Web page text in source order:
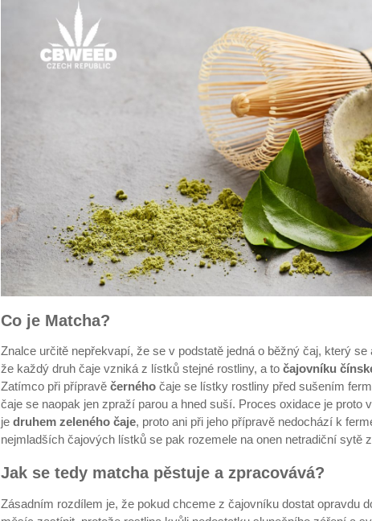
Co je Matcha?
Znalce určitě nepřekvapí, že se v podstatě jedná o běžný čaj, který
že každý druh čaje vzniká z lístků stejné rostliny, a to čajovníku
Zatímco při přípravě černého čaje se lístky rostliny před sušením
čaje se naopak jen zpraží parou a hned suší. Proces oxidace je proto
je druhem zeleného čaje, proto ani při jeho přípravě nedochází k
nejmladších čajových lístků se pak rozemele na onen netradiční sytě
Jak se tedy matcha pěstuje a zpracovává?
Zásadním rozdílem je, že pokud chceme z čajovníku dostat opravdu